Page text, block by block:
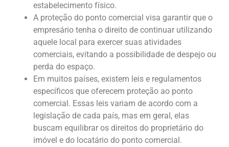
estabelecimento físico.
A proteção do ponto comercial visa garantir que o
empresário tenha o direito de continuar utilizando
aquele local para exercer suas atividades
comerciais, evitando a possibilidade de despejo ou
perda do espaço.
Em muitos países, existem leis e regulamentos
específicos que oferecem proteção ao ponto
comercial. Essas leis variam de acordo com a
legislação de cada país, mas em geral, elas
buscam equilibrar os direitos do proprietário do
imóvel e do locatário do ponto comercial.